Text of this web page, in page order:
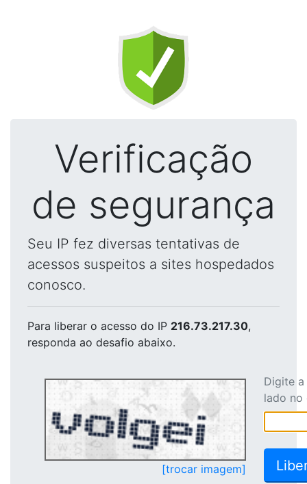
Verificação
de segurança
Seu IP fez diversas tentativas de
acessos suspeitos a sites hospedados
conosco.
Para liberar o acesso do IP 216.73.217.30,
responda ao desafio abaixo.
[trocar imagem]
Digite
lado no